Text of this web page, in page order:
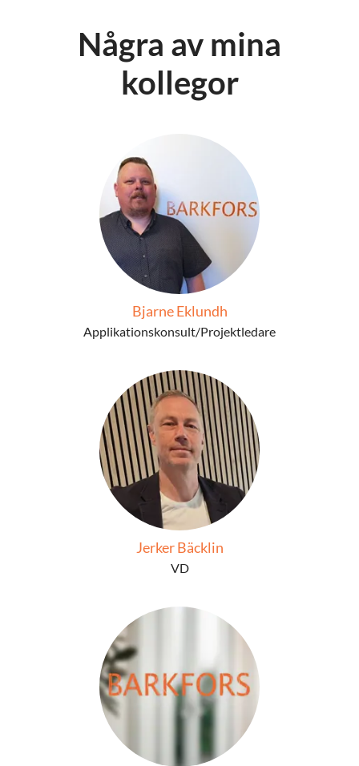
Några av mina
kollegor
Bjarne Eklundh
Applikationskonsult/Projektledare
Jerker Bäcklin
VD